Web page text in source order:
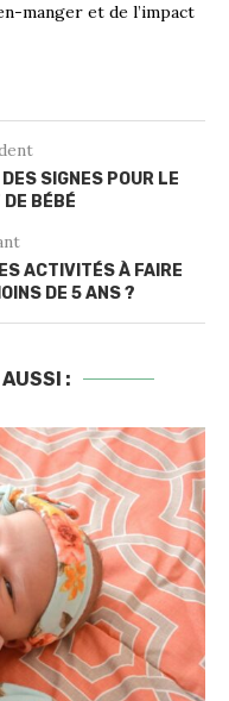
manger et de l’impact
SIGNES POUR LE
BÉBÉ
ACTIVITÉS À FAIRE
DE 5 ANS ?
: